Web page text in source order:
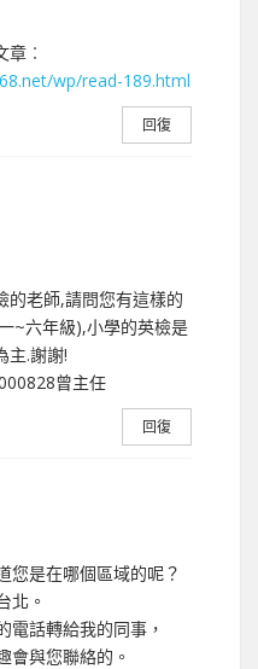
︰
wp/read-189.html
回復
的老師,請問您有這樣的
~六年級),小學的英檢是
主.謝謝!
曾主任
回復
您是在哪個區域的呢？
北。
電話轉給我的同事，
會與您聯絡的。